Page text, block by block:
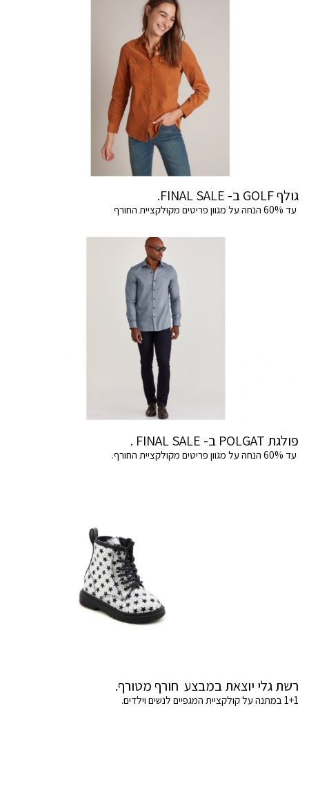
גולף GOLF ב- FINAL SALE.
עד 60% הנחה על מגוון פריטים מקולקציית החורף
פולגת POLGAT ב- FINAL SALE .
עד 60% הנחה על מגוון פריטים מקולקציית החורף.
רשת גלי יוצאת במבצע חורף מטורף.
1+1 במתנה על קולקציית המגפיים לנשים וילדים.